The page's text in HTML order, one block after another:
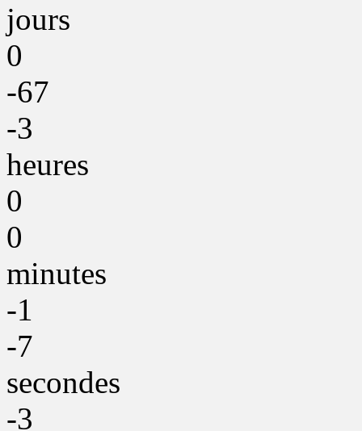
jours
0
-67
-3
heures
0
0
minutes
-1
-7
secondes
-3